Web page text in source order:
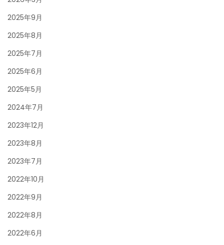
2025年9月
2025年8月
2025年7月
2025年6月
2025年5月
2024年7月
2023年12月
2023年8月
2023年7月
2022年10月
2022年9月
2022年8月
2022年6月